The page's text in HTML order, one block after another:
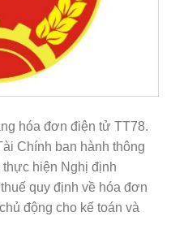
hóa đơn điện tử TT78.
Chính ban hành thông
hiện Nghị định
quy định về hóa đơn
động cho kế toán và